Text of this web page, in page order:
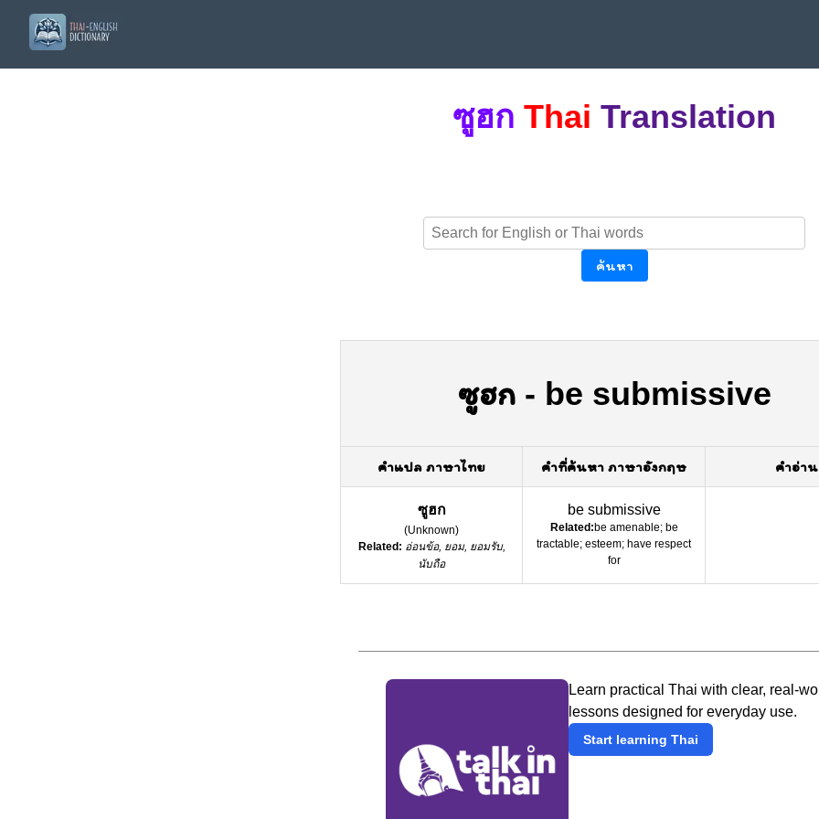
ซูฮก Thai Translation
ค้นหา
ซูฮก- be submissive
คำแปล ภาษาไทย คำที่ค้นหา ภาษาอังกฤษ คำอ่าน
ซูฮก
(Unknown)
Related: อ่อนข้อ, ยอม, ยอมรับ,
นับถือ
be submissive
Related:be amenable; be
tractable; esteem; have respect
for
Learn practical Thai with clear, real-
lessons designed for everyday use.
Start learning Thai